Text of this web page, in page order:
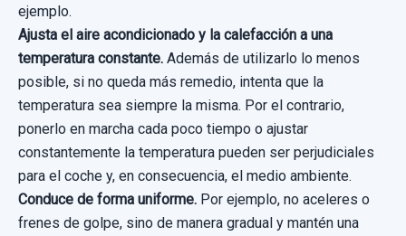
ejemplo.
Ajusta el aire acondicionado y la calefacción a una
temperatura constante. Además de utilizarlo lo menos
posible, si no queda más remedio, intenta que la
temperatura sea siempre la misma. Por el contrario,
ponerlo en marcha cada poco tiempo o ajustar
constantemente la temperatura pueden ser perjudiciales
para el coche y, en consecuencia, el medio ambiente.
Conduce de forma uniforme. Por ejemplo, no aceleres o
frenes de golpe, sino de manera gradual y mantén una